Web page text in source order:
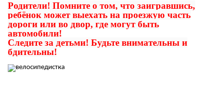
Родители! Помните о том, что заигравшись,
ребёнок может выехать на проезжую часть
дороги или во двор, где могут быть
автомобили!
Следите за детьми! Будьте внимательны и
бдительны!